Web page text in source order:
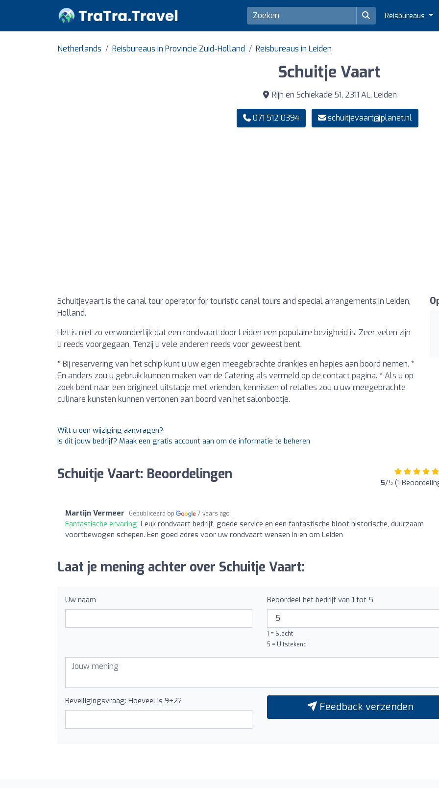
Reisbureaus
Netherlands Reisbureaus in Provincie Zuid-Holland Reisbureaus in Leiden
Schuitje Vaart
Rijn en Schiekade 51, 2311 AL, Leiden
071 512 0394 schuitjevaart@planet.nl
Schuitjevaart is the canal tour operator for touristic canal tours and special arrangements in Leiden,
Holland.
Het is niet zo verwonderlijk dat een rondvaart door Leiden een populaire bezigheid is. Zeer velen zijn
u reeds voorgegaan. Tenzij u vele anderen reeds voor geweest bent.
* Bij reservering van het schip kunt u uw eigen meegebrachte drankjes en hapjes aan boord nemen. *
En anders zou u gebruik kunnen maken van de Catering als vermeld op de contact pagina. * Als u op
zoek bent naar een origineel uitstapje met vrienden, kennissen of relaties zou u uw meegebrachte
culinare kunsten kunnen vertonen aan boord van het salonbootje.
Wilt u een wijziging aanvragen?
Is dit jouw bedrijf? Maak een gratis account aan om de informatie te beheren
Schuitje Vaart: Beoordelingen 5/5 (1
Martijn Vermeer Gepubliceerd op 7 years ago
Fantastische ervaring: Leuk rondvaart bedrijf, goede service en een fantastische bloot historische, duurzaam
voortbewogen schepen. Een goed adres voor uw rondvaart wensen in en om Leiden
Laat je mening achter over Schuitje Vaart:
Uw naam Beoordeel het bedrijf van 1 tot 5
1 = Slecht
5 = Uitstekend
Beveiligingsvraag: Hoeveel is 9+2? Feedback verzenden